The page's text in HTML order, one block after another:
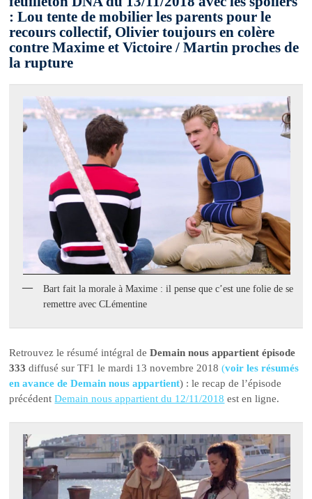
: Lou tente de mobilier les parents pour le
recours collectif, Olivier toujours en colère
contre Maxime et Victoire / Martin proches de
la rupture
Bart fait la morale à Maxime : il pense que c’est une folie de se
remettre avec CLémentine
Retrouvez le résumé intégral deDemain nous appartient épisode
333 diffusé sur TF1 le mardi 13 novembre 2018(voir les résumés
en avance de Demain nous appartient) : le recap de l’épisode
précédentDemain nous appartient du 12/11/2018 est en ligne.